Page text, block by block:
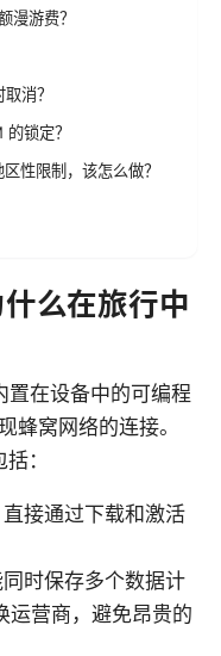
漫游费？
消？
锁定？
性限制，该怎么做？
么在旅行中
置在设备中的可编程
蜂窝网络的连接。
：
接通过下载和激活
时保存多个数据计
运营商，避免昂贵的